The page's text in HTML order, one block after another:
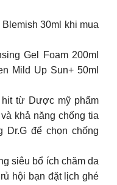
30ml khi mua
Gel Foam 200ml
Mild Up Sun+ 50ml
hit từ Dược mỹ phẩm
khả năng chống tia
Dr.G để chọn chống
siêu bổ ích chăm da
hội bạn đặt lịch ghé